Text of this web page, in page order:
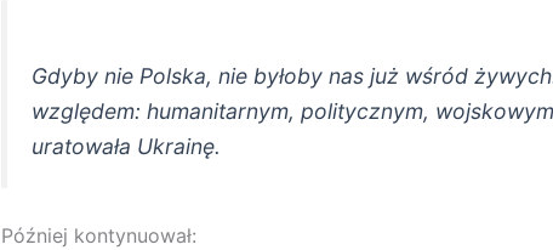
Gdyby nie Polska, nie byłoby nas już wśród
względem: humanitarnym, politycznym,
uratowała Ukrainę.
Później kontynuował: